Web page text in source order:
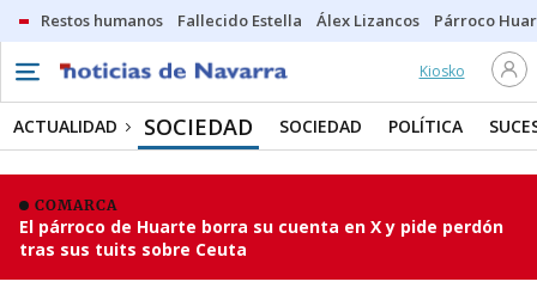
Restos humanos Fallecido Estella Álex Lizancos Párroco
Kiosko
ACTUALIDAD SOCIEDAD SOCIEDAD POLÍTICA
COMARCA
El párroco de Huarte borra su cuenta en X y pide perdón
tras sus tuits sobre Ceuta